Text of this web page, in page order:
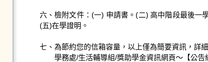
六、檢附文件：(一) 申請書。(二) 高中階段最後一
(五)在學證明。
七、為節約您的信箱容量，以上僅為簡要資訊，詳
學務處/生活輔導組/獎助學金資訊網頁～【公告